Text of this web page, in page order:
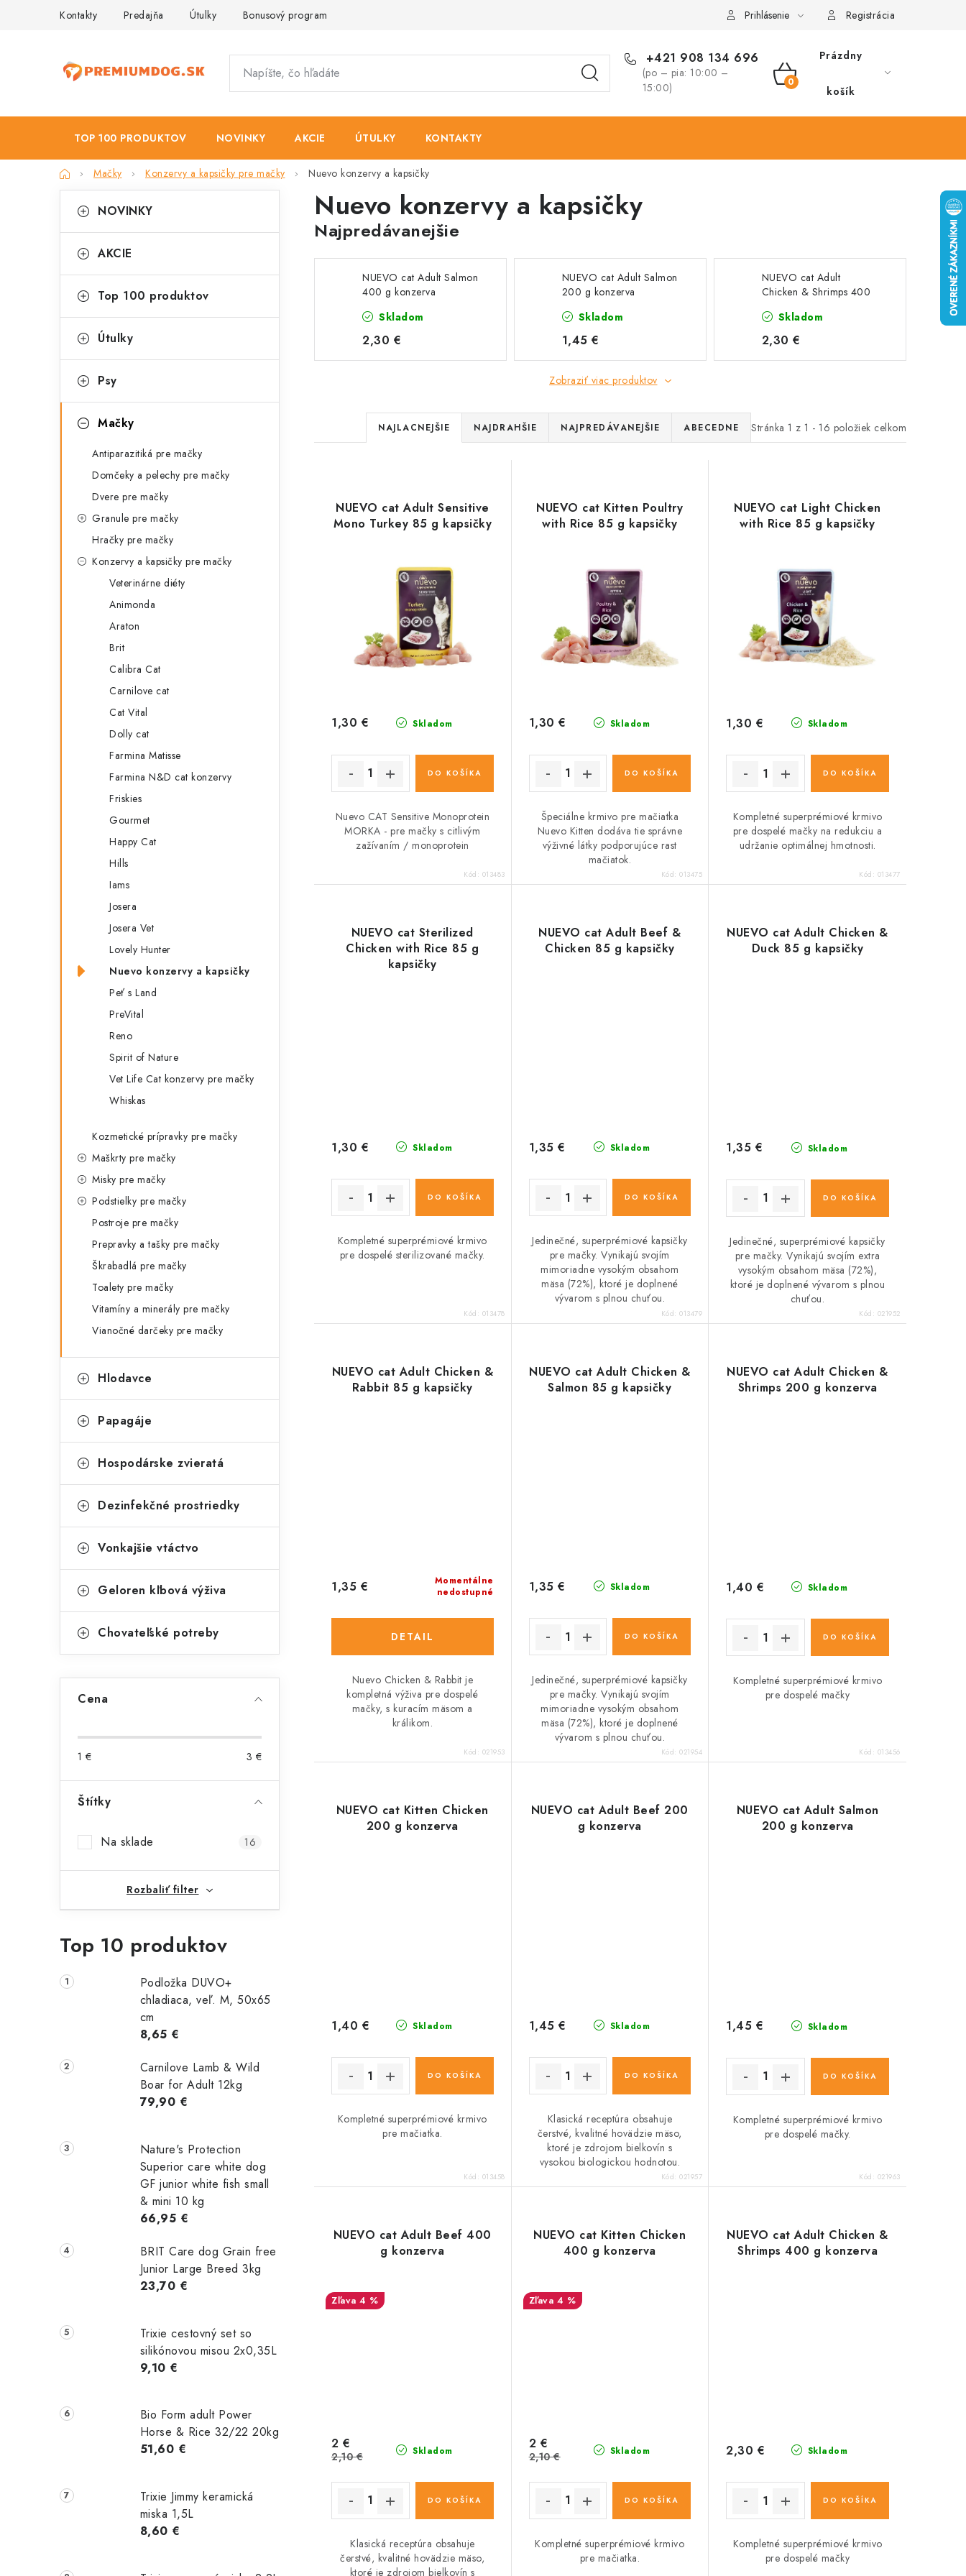
Kontakty Predajňa Útulky Bonusový program Prihlásenie Registrácia
+421 908 134 696
(po – pia: 10:00 –
15:00)
NÁKUPNÝ
Prázdny
košík
TOP 100 PRODUKTOV NOVINKY AKCIE ÚTULKY KONTAKTY
DomovMačky Konzervy a kapsičky pre mačky Nuevo konzervy a kapsičky
o
n
ý
a
n
kategórie
a
e
ó
i
NOVINKY
AKCIE
Top 100 produktov
Útulky
Psy
Mačky
Antiparazitiká pre mačky
Domčeky a pelechy pre mačky
Dvere pre mačky
Granule pre mačky
Hračky pre mačky
Konzervy a kapsičky pre mačky
Veterinárne diéty
Animonda
Araton
Brit
Calibra Cat
Carnilove cat
Cat Vital
Dolly cat
Farmina Matisse
Farmina N&D cat konzervy
Friskies
Gourmet
Happy Cat
Hills
Iams
Josera
Josera Vet
Lovely Hunter
Nuevo konzervy a kapsičky
Peť s Land
PreVital
Reno
Spirit of Nature
Vet Life Cat konzervy pre mačky
Whiskas
Kozmetické prípravky pre mačky
Maškrty pre mačky
Misky pre mačky
Podstielky pre mačky
Postroje pre mačky
Prepravky a tašky pre mačky
Škrabadlá pre mačky
Toalety pre mačky
Vitamíny a minerály pre mačky
Vianočné darčeky pre mačky
Hlodavce
Papagáje
Hospodárske zvieratá
Dezinfekčné prostriedky
Vonkajšie vtáctvo
Geloren kľbová výživa
Chovateľské potreby
Cena
1 € 3 €
Štítky
Na sklade 16
Rozbaliť filter
Top 10 produktov
Podložka DUVO+
chladiaca, veľ. M, 50x65
cm
8,65 €
Carnilove Lamb & Wild
Boar for Adult 12kg
79,90 €
Nature's Protection
Superior care white dog
GF junior white fish small
& mini 10 kg
66,95 €
BRIT Care dog Grain free
Junior Large Breed 3kg
23,70 €
Trixie cestovný set so
silikónovou misou 2x0,35L
9,10 €
Bio Form adult Power
Horse & Rice 32/22 20kg
51,60 €
Trixie Jimmy keramická
miska 1,5L
8,60 €
Nuevo konzervy a kapsičky
Najpredávanejšie
NUEVO cat Adult Salmon
400 g konzerva
Skladom
2,30 €
NUEVO cat Adult Salmon
200 g konzerva
Skladom
1,45 €
NUEVO cat Adult
Chicken & Shrimps 400
Skladom
2,30 €
Zobraziť viac produktov
Stránka 1 z 1 - 16 položiek celkom
R
a
e
n
r
o
u
k
t
o
v
NAJLACNEJŠIE NAJDRAHŠIE NAJPREDÁVANEJŠIE ABECEDNE
NUEVO cat Adult Sensitive
Mono Turkey 85 g kapsičky
Skladom
1,30 €
DO KOŠÍKA
Nuevo CAT Sensitive Monoprotein
MORKA - pre mačky s citlivým
zažívaním / monoprotein
Kód: 013483
NUEVO cat Kitten Poultry
with Rice 85 g kapsičky
Skladom
1,30 €
DO KOŠÍKA
Špeciálne krmivo pre mačiatka
Nuevo Kitten dodáva tie správne
výživné látky podporujúce rast
mačiatok.
Kód:013475
NUEVO cat Light Chicken
with Rice 85 g kapsičky
Skladom
1,30 €
DO KOŠÍKA
Kompletné superprémiové krmivo
pre dospelé mačky na redukciu a
udržanie optimálnej hmotnosti.
Kód: 013477
NUEVO cat Sterilized
Chicken with Rice 85 g
kapsičky
Skladom
1,30 €
DO KOŠÍKA
Kompletné superprémiové krmivo
pre dospelé sterilizované mačky.
Kód: 013478
NUEVO cat Adult Beef &
Chicken 85 g kapsičky
Skladom
1,35 €
DO KOŠÍKA
Jedinečné, superprémiové kapsičky
pre mačky. Vynikajú svojím
mimoriadne vysokým obsahom
mäsa (72%), ktoré je doplnené
vývarom s plnou chuťou.
Kód:013479
NUEVO cat Adult Chicken &
Duck 85 g kapsičky
Skladom
1,35 €
DO KOŠÍKA
Jedinečné, superprémiové kapsičky
pre mačky. Vynikajú svojím extra
vysokým obsahom mäsa (72%),
ktoré je doplnené vývarom s plnou
chuťou.
Kód: 021952
NUEVO cat Adult Chicken &
Rabbit 85 g kapsičky
Momentálne
nedostupné
1,35 €
DETAIL
Nuevo Chicken & Rabbit je
kompletná výživa pre dospelé
mačky, s kuracím mäsom a
králikom.
Kód: 021953
NUEVO cat Adult Chicken &
Salmon 85 g kapsičky
Skladom
1,35 €
DO KOŠÍKA
Jedinečné, superprémiové kapsičky
pre mačky. Vynikajú svojím
mimoriadne vysokým obsahom
mäsa (72%), ktoré je doplnené
vývarom s plnou chuťou.
Kód:021954
NUEVO cat Adult Chicken &
Shrimps 200 g konzerva
Skladom
1,40 €
DO KOŠÍKA
Kompletné superprémiové krmivo
pre dospelé mačky
Kód: 013456
NUEVO cat Kitten Chicken
200 g konzerva
Skladom
1,40 €
DO KOŠÍKA
Kompletné superprémiové krmivo
pre mačiatka.
Kód: 013458
NUEVO cat Adult Beef 200
g konzerva
Skladom
1,45 €
DO KOŠÍKA
Klasická receptúra obsahuje
čerstvé, kvalitné hovädzie mäso,
ktoré je zdrojom bielkovín s
vysokou biologickou hodnotou.
Kód:021957
NUEVO cat Adult Salmon
200 g konzerva
Skladom
1,45 €
DO KOŠÍKA
Kompletné superprémiové krmivo
pre dospelé mačky.
Kód: 021963
NUEVO cat Adult Beef 400
g konzerva
4 %
Skladom
2 €
2,10 €
DO KOŠÍKA
Klasická receptúra obsahuje
čerstvé, kvalitné hovädzie mäso,
ktoré je zdrojom bielkovín s
NUEVO cat Kitten Chicken
400 g konzerva
4 %
Skladom
2 €
2,10 €
DO KOŠÍKA
Kompletné superprémiové krmivo
pre mačiatka.
NUEVO cat Adult Chicken &
Shrimps 400 g konzerva
Skladom
2,30 €
DO KOŠÍKA
Kompletné superprémiové krmivo
pre dospelé mačky